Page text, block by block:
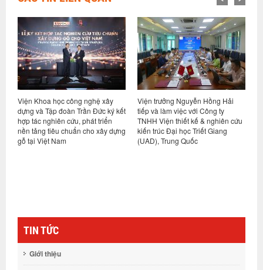
Viện Khoa học công nghệ xây
dựng và Tập đoàn Trần Đức ký kết
hợp tác nghiên cứu, phát triển
nền tảng tiêu chuẩn cho xây dựng
gỗ tại Việt Nam
Viện trưởng Nguyễn Hồng Hải
tiếp và làm việc với Công ty
TNHH Viện thiết kế & nghiên cứu
kiến trúc Đại học Triết Giang
(UAD), Trung Quốc
TIN TỨC
Giới thiệu